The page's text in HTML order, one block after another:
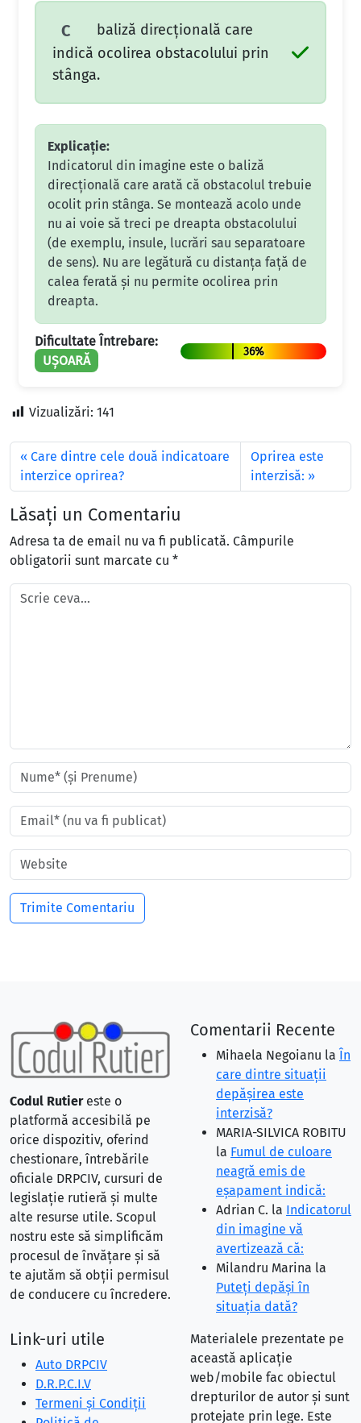
C
baliză direcţională care
indică ocolirea obstacolului prin
stânga.
Explicație:
Indicatorul din imagine este o baliză
direcțională care arată că obstacolul trebuie
ocolit prin stânga. Se montează acolo unde
nu ai voie să treci pe dreapta obstacolului
(de exemplu, insule, lucrări sau separatoare
de sens). Nu are legătură cu distanța față de
calea ferată și nu permite ocolirea prin
dreapta.
Dificultate Întrebare:
UȘOARĂ
36%
Vizualizări: 141
Care dintre cele două indicatoare
interzice oprirea?
Oprirea este
interzisă:
Lăsați un Comentariu
Adresa ta de email nu va fi publicată. Câmpurile
obligatorii sunt marcate cu *
Codul Rutiereste o
platformă accesibilă pe
orice dispozitiv, oferind
chestionare, întrebările
oficiale DRPCIV, cursuri de
legislație rutieră și multe
alte resurse utile. Scopul
nostru este să simplificăm
procesul de învățare și să
te ajutăm să obții permisul
de conducere cu încredere.
Comentarii Recente
Mihaela Negoianu la În
care dintre situaţii
depăşirea este
interzisă?
MARIA-SILVICA ROBITU
la Fumul de culoare
neagră emis de
eşapament indică:
Adrian C. la Indicatorul
din imagine vă
avertizează că:
Milandru Marina la
Puteţi depăşi în
situaţia dată?
Link-uri utile
Auto DRPCIV
D.R.P.C.I.V
Termeni și Condiții
Materialele prezentate pe
această aplicație
web/mobile fac obiectul
drepturilor de autor și sunt
protejate prin lege. Este